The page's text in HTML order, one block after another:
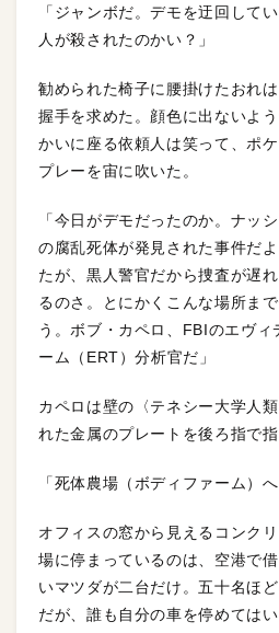
「ジャンボだ。デモを迂回して
人が殺されたのかい？」
勧められた椅子に腰掛けたおれ
握手を求めた。顔色に出ないよ
かいに座る依頼人は笑って、ポ
プレーを宙に吹いた。
「今日がデモだったのか。ナッ
の腐乱死体が発見された事件だ
たが、黒人警官だから捜査が遅
るのさ。とにかくこんな場所ま
う。ボブ・カペロ、FBIのエヴ
ーム（ERT）分析官だ」
カペロは壁の〈テネシー大学人
れた金属のプレートを後ろ指で指
「死体農場（ボディファーム）
オフィスの窓から見えるコンク
場に停まっているのは、空港で
いマツダが二台だけ。五十名ほ
だが、誰も自分の車を停めてはい